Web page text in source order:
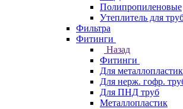
Полипропиленовые
Утеплитель для
Фильтра
Фитинги
Назад
Фитинги
Для
Для нерж. гофр.
Для ПНД труб
Металлопластик